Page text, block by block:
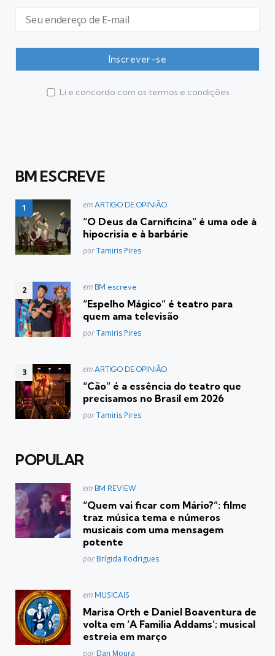
Li e concordo com os termos e condições
BM ESCREVE
Postado
em ARTIGO DE OPINIÃO
“O Deus da Carnificina” é uma ode à
hipocrisia e à barbárie
Posted
porTamiris Pires
Postado
em BM escreve
“Espelho Mágico” é teatro para
quem ama televisão
Posted
porTamiris Pires
Postado
em ARTIGO DE OPINIÃO
“Cão” é a essência do teatro que
precisamos no Brasil em 2026
Posted
porTamiris Pires
POPULAR
Postado
em BM REVIEW
“Quem vai ficar com Mário?”: filme
traz música tema e números
musicais com uma mensagem
potente
Posted
por Brígida Rodrigues
Postado
em MUSICAIS
Marisa Orth e Daniel Boaventura de
volta em ‘A Familia Addams’; musical
estreia em março
Posted
por Dan Moura